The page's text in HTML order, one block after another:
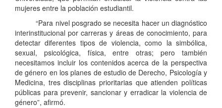
mujeres entre la población estudiantil.
“Para nivel posgrado se necesita hacer un diagnóstico
interinstitucional por carreras y áreas de conocimiento, para
detectar diferentes tipos de violencia, como la simbólica,
sexual, psicológica, física, entre otras; pero también
necesitamos incluir los contenidos acerca de la perspectiva
de género en los planes de estudio de Derecho, Psicología y
Medicina, tres disciplinas prioritarias que atienden políticas
públicas para prevenir, sancionar y erradicar la violencia de
género”, afirmó.